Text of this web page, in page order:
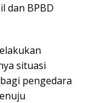
dan BPBD
situasi
pengedara